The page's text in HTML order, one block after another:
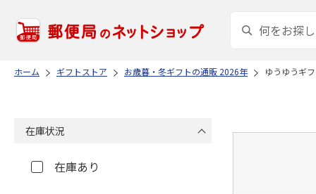
ホーム ギフトストア お歳暮・冬ギフトの通販 2026年 ゆうゆうギ
在庫状況
在庫あり